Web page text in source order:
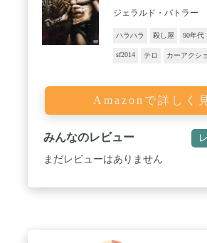
ジェラルド・バトラー
ハラハラ 殺し屋 90年代
sf2014 テロ カーアクシ
Amazonで詳しく
みんなのレビュー
まだレビューはありません